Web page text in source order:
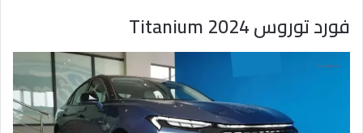
فورد توروس Titanium 2024